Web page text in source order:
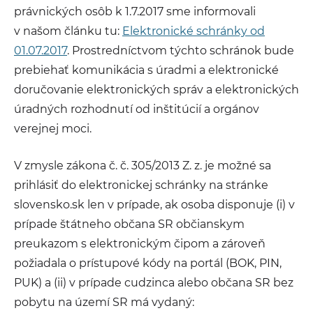
právnických osôb k 1.7.2017 sme informovali
v našom článku tu: Elektronické schránky od
01.07.2017. Prostredníctvom týchto schránok bude
prebiehať komunikácia s úradmi a elektronické
doručovanie elektronických správ a elektronických
úradných rozhodnutí od inštitúcií a orgánov
verejnej moci.
V zmysle zákona č. č. 305/2013 Z. z. je možné sa
prihlásiť do elektronickej schránky na stránke
slovensko.sk len v prípade, ak osoba disponuje (i) v
prípade štátneho občana SR občianskym
preukazom s elektronickým čipom a zároveň
požiadala o prístupové kódy na portál (BOK, PIN,
PUK) a (ii) v prípade cudzinca alebo občana SR bez
pobytu na území SR má vydaný: